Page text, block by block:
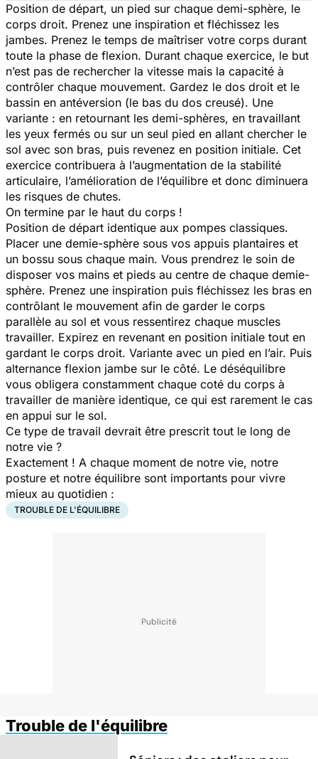
Position de départ, un pied sur chaque demi-sphère, le
corps droit. Prenez une inspiration et fléchissez les
jambes. Prenez le temps de maîtriser votre corps durant
toute la phase de flexion. Durant chaque exercice, le but
n’est pas de rechercher la vitesse mais la capacité à
contrôler chaque mouvement. Gardez le dos droit et le
bassin en antéversion (le bas du dos creusé). Une
variante : en retournant les demi-sphères, en travaillant
les yeux fermés ou sur un seul pied en allant chercher le
sol avec son bras, puis revenez en position initiale. Cet
exercice contribuera à l’augmentation de la stabilité
articulaire, l’amélioration de l’équilibre et donc diminuera
les risques de chutes.
On termine par le haut du corps !
Position de départ identique aux pompes classiques.
Placer une demie-sphère sous vos appuis plantaires et
un bossu sous chaque main. Vous prendrez le soin de
disposer vos mains et pieds au centre de chaque demie-
sphère. Prenez une inspiration puis fléchissez les bras en
contrôlant le mouvement afin de garder le corps
parallèle au sol et vous ressentirez chaque muscles
travailler. Expirez en revenant en position initiale tout en
gardant le corps droit. Variante avec un pied en l’air. Puis
alternance flexion jambe sur le côté. Le déséquilibre
vous obligera constamment chaque coté du corps à
travailler de manière identique, ce qui est rarement le cas
en appui sur le sol.
Ce type de travail devrait être prescrit tout le long de
notre vie ?
Exactement ! A chaque moment de notre vie, notre
posture et notre équilibre sont importants pour vivre
mieux au quotidien :
TROUBLE DE L'ÉQUILIBRE
Trouble de l'équilibre